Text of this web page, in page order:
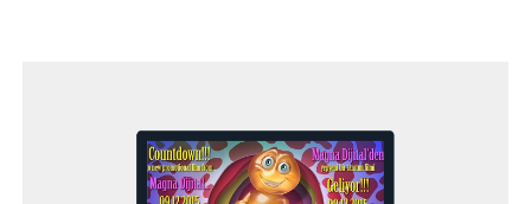
NN HAYAT VE EMEKLILIK - WEB PROJESI